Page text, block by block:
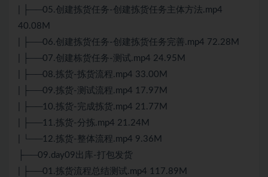
| ├──05.创建拣货任务-创建拣货任务主体方法.mp4
40.08M
| ├──06.创建拣货任务-创建拣货任务完善.mp4 72.28M
| ├──07.创建栋货任务-测试.mp4 24.95M
| ├──08.拣货-拣货流程.mp4 33.00M
| ├──09.拣货-测试流程.mp4 17.97M
| ├──10.拣货-完成拣货.mp4 21.77M
| ├──11.拣货-分拣.mp4 21.24M
| └──12.拣货-整体流程.mp4 9.36M
├──09.day09出库-打包发货
| ├──01.拣货流程总结测试.mp4 117.89M